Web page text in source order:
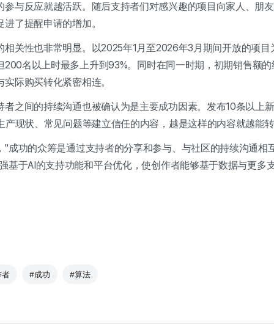
参与反应就越活跃。随后支持者们对感兴趣的项目向家人、朋
了提醒申请的增加。
相关性也非常明显。以2025年1月至2026年3月期间开放的项目
200名以上时最多上升到93%。同时在同一时期，初期销售额
际购买转化紧密相连。
者之间的持续沟通也被确认为是主要成功因素。发布10条以上
产现状、常见问题等建立信任的内容，越是这样的内容就越能
"成功的众筹是通过支持者的分享和参与、与社区的持续沟通相
基于AI的支持功能和平台优化，使创作者能够基于数据与更多
#成功 #算法